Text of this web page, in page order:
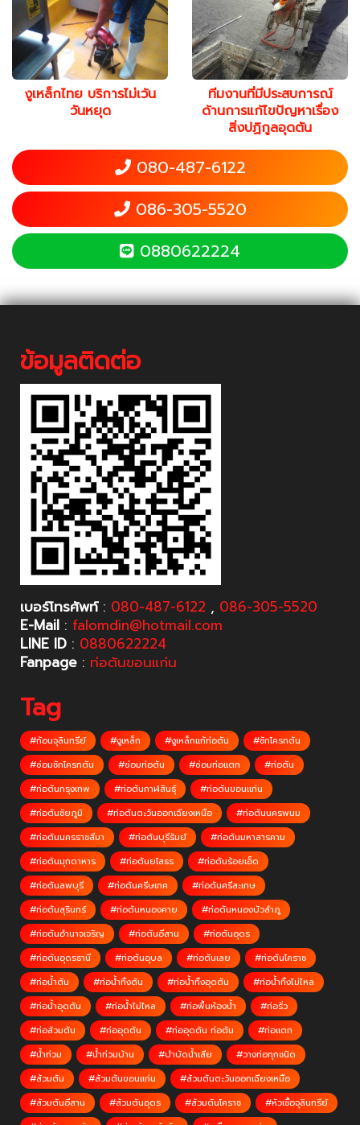
งูเหล็กไทย บริการไม่เว้น
วันหยุด
ทีมงานที่มีประสบการณ์
ด้านการแก้ไขปัญหาเรื่อง
สิ่งปฏิกูลอุดตัน
080-487-6122
086-305-5520
0880622224
ข้อมูลติดต่อ
เบอร์โทรศัพท์: 080-487-6122 , 086-305-5520
E-Mail : falomdin@hotmail.com
LINE ID : 0880622224
Fanpage : ท่อตันขอนแก่น
Tag
#ก้อนจุลินทรีย์ #งูเหล็ก #งูเหล็กแก้ท่อตัน
#ชักโครกตัน
#ซ่อมชักโครกตัน
#ซ่อมท่อตัน #ซ่อมท่อแตก
#ท่อตัน
#ท่อตันกรุงเทพ
#ท่อตันกาฬสินธุ์
#ท่อตันขอนแก่น
#ท่อตันชัยภูมิ
#ท่อตันตะวันออกเฉียงเหนือ
#ท่อตันนครพนม
#ท่อตันนครราชสีมา
#ท่อตันบุรีรัมย์
#ท่อตันมหาสารคาม
#ท่อตันมุกดาหาร
#ท่อตันยโสธร
#ท่อตันร้อยเอ็ด
#ท่อตันลพบุรี
#ท่อตันศรีษเกศ
#ท่อตันศรีสะเกษ
#ท่อตันสุรินทร์
#ท่อตันหนองคาย
#ท่อตันหนองบัวลำภู
#ท่อตันอำนาจเจริญ
#ท่อตันอีสาน
#ท่อตันอุดร
#ท่อตันอุดรธานี
#ท่อตันอุบล #ท่อตันเลย
#ท่อตันโคราช
#ท่อน้ำตัน
#ท่อน้ำทิ้งตัน #ท่อน้ำทิ้งอุดตัน
#ท่อน้ำทิ้งไม่ไหล
#ท่อน้ำอุดตัน
#ท่อน้ำไม่ไหล #ท่อพื้นห้องน้ำ
#ท่อรั่ว
#ท่อส้วมตัน
#ท่ออุดตัน #ท่ออุดตัน ท่อตัน
#ท่อแตก
#น้ำท่วม
#น้ำท่วมบ้าน #บำบัดน้ำเสีย
#วางท่อทุกชนิด
#ส้วมตัน
#ส้วมตันขอนแก่น
#ส้วมตันตะวันออกเฉียงเหนือ
#ส้วมตันอีสาน
#ส้วมตันอุดร #ส้วมตันโคราช
#หัวเชื้อจุลินทรีย์